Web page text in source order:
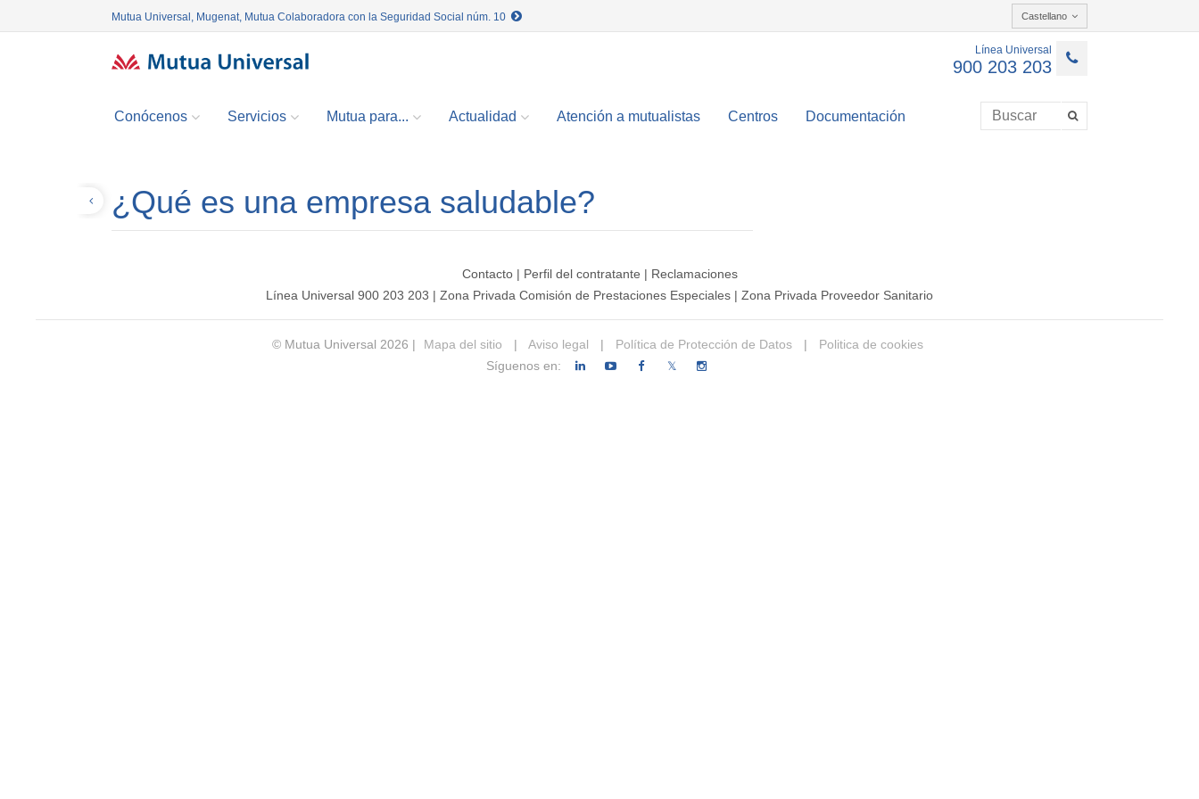
Mutua Universal, Mugenat, Mutua Colaboradora con la Seguridad Social núm. 10 Castellano
Línea Universal
900 203 203
Conócenos Servicios Mutua para... Actualidad Atención a mutualistas Centros Documentación
¿Qué es una empresa saludable?
Contacto| Perfil del contratante | Reclamaciones
Línea Universal 900 203 203 | Zona Privada Comisión de Prestaciones Especiales | Zona Privada Proveedor Sanitario
© Mutua Universal 2026 | Mapa del sitio | Aviso legal | Política de Protección de Datos |
Politica de cookies
Síguenos en:
𝕏